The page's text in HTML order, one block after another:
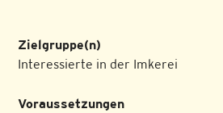
Zielgruppe(n)
Interessierte in der Imkerei
Voraussetzungen